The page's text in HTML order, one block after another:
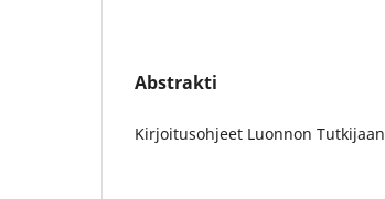
Abstrakti
Kirjoitusohjeet Luonnon Tutkijaan